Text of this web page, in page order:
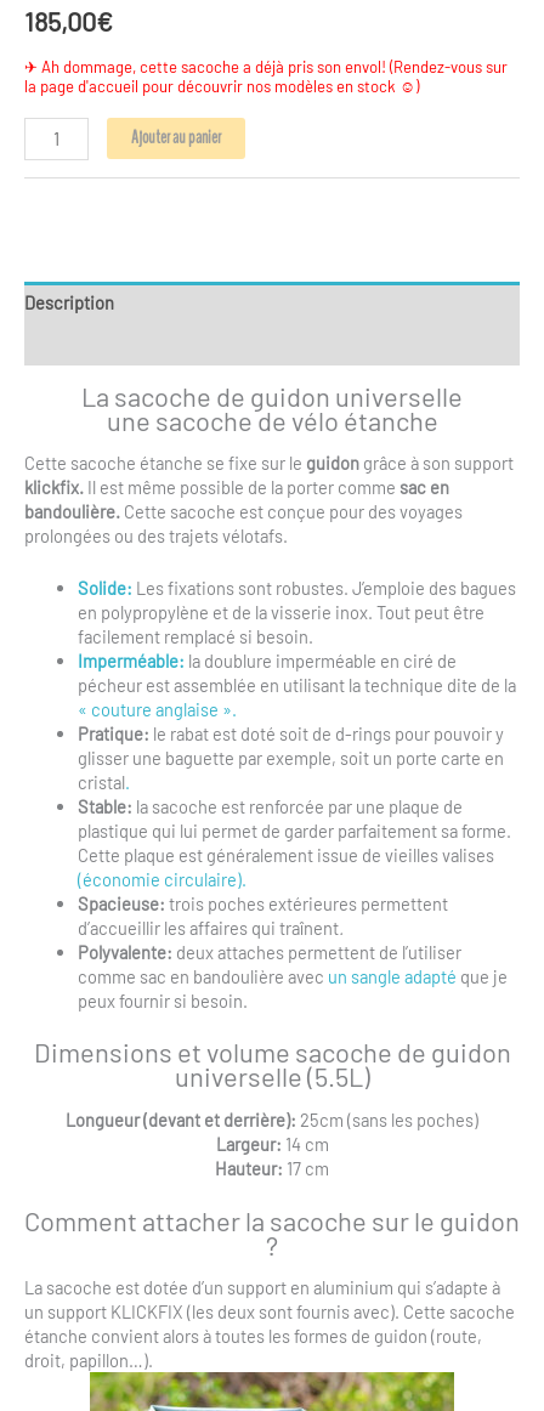
185,00€
quantité
Sacoche
"
bandits
Ajouter au panier
Description
La sacoche de guidon universelle
une sacoche de vélo étanche
Cette sacoche étanche se fixe sur le guidon grâce à son support
klickfix. Il est même possible de la porter comme sac en
bandoulière. Cette sacoche est conçue pour des voyages
prolongées ou des trajets vélotafs.
Solide: Les fixations sont robustes. J’emploie des bagues
en polypropylène et de la visserie inox. Tout peut être
facilement remplacé si besoin.
Imperméable: la doublure imperméable en ciré de
pécheur est assemblée en utilisant la technique dite de la
« couture anglaise ».
Pratique: le rabat est doté soit de d-rings pour pouvoir y
glisser une baguette par exemple, soit un porte carte en
cristal.
Stable: la sacoche est renforcée par une plaque de
plastique qui lui permet de garder parfaitement sa forme.
Cette plaque est généralement issue de vieilles valises
(économie circulaire).
Spacieuse: trois poches extérieures permettent
d’accueillir les affaires qui traînent.
Polyvalente: deux attaches permettent de l’utiliser
comme sac en bandoulière avec un sangle adapté que je
peux fournir si besoin.
Dimensions et volume sacoche de guidon
universelle (5.5L)
Longueur (devant et derrière): 25cm (sans les poches)
Largeur: 14 cm
Hauteur: 17 cm
Comment attacher la sacoche sur le guidon
?
La sacoche est dotée d’un support en aluminium qui s’adapte à
un support KLICKFIX (les deux sont fournis avec). Cette sacoche
étanche convient alors à toutes les formes de guidon (route,
droit, papillon…).